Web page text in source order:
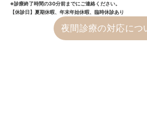
※診療終了時間の30分前までにご連絡ください。
【休診日】夏期休暇、年末年始休暇、臨時休診あり
夜間診療の対応につ